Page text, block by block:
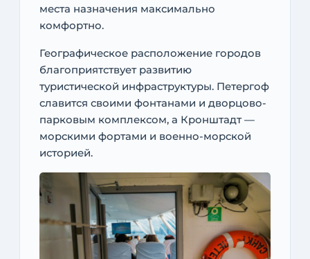
места назначения максимально
комфортно.
Географическое расположение городов
благоприятствует развитию
туристической инфраструктуры. Петергоф
славится своими фонтанами и дворцово-
парковым комплексом, а Кронштадт —
морскими фортами и военно-морской
историей.